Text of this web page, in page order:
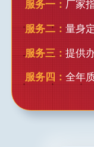
服务一： 厂家
服务二： 量身
服务三： 提供
服务四： 全年